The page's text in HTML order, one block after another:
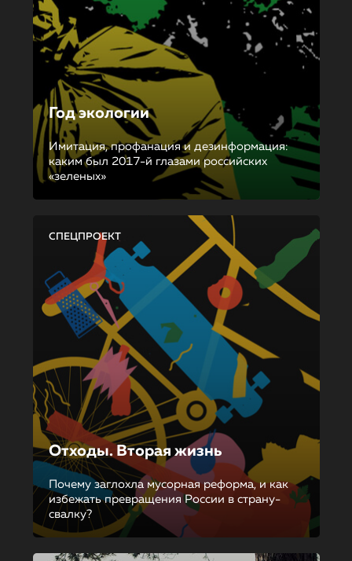
Год экологии
Имитация, профанация и дезинформация:
каким был 2017-й глазами российских
«зеленых»
СПЕЦПРОЕКТ
Отходы. Вторая жизнь
Почему заглохла мусорная реформа, и как
избежать превращения России в страну-
свалку?